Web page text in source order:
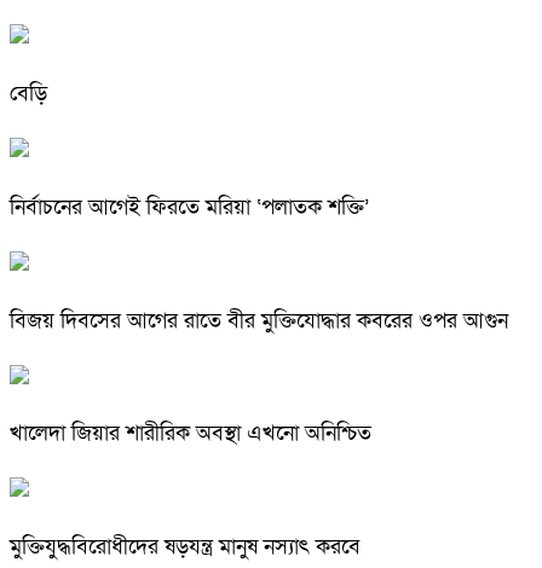
বেড়ি
নির্বাচনের আগেই ফিরতে মরিয়া ‘পলাতক শক্তি’
বিজয় দিবসের আগের রাতে বীর মুক্তিযোদ্ধার কবরের ওপর আগুন
খালেদা জিয়ার শারীরিক অবস্থা এখনো অনিশ্চিত
মুক্তিযুদ্ধবিরোধীদের ষড়যন্ত্র মানুষ নস্যাৎ করবে